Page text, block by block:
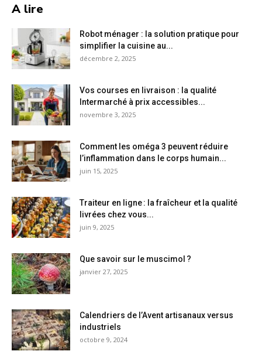
A lire
Robot ménager : la solution pratique pour
simplifier la cuisine au...
décembre 2, 2025
Vos courses en livraison : la qualité
Intermarché à prix accessibles...
novembre 3, 2025
Comment les oméga 3 peuvent réduire
l’inflammation dans le corps humain...
juin 15, 2025
Traiteur en ligne : la fraîcheur et la qualité
livrées chez vous...
juin 9, 2025
Que savoir sur le muscimol ?
janvier 27, 2025
Calendriers de l’Avent artisanaux versus
industriels
octobre 9, 2024